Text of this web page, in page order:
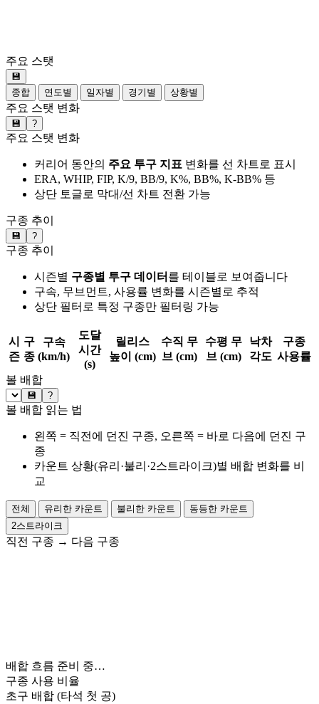
주요 스탯
💾
종합
연도별 일자별 경기별 상황별
주요 스탯 변화
💾 ?
주요 스탯 변화
커리어 동안의 주요 투구 지표 변화를 선 차트로 표시
ERA, WHIP, FIP, K/9, BB/9, K%, BB%, K-BB% 등
상단 토글로 막대/선 차트 전환 가능
구종 추이
💾 ?
구종 추이
시즌별 구종별 투구 데이터 를 테이블로 보여줍니다
구속, 무브먼트, 사용률 변화를 시즌별로 추적
상단 필터로 특정 구종만 필터링 가능
시
즌
구
종
구속
(km/h)
도달
시간
(s)
릴리스
높이 (cm)
수직 무
브 (cm)
수평 무
브 (cm)
낙차
각도
구종
사용률
볼 배합
💾 ?
볼 배합 읽는 법
왼쪽 = 직전에 던진 구종, 오른쪽 = 바로 다음에 던진 구
종
카운트 상황(유리·불리·2스트라이크)별 배합 변화를 비
교
전체 유리한 카운트 불리한 카운트
동등한 카운트
2스트라이크
직전 구종 → 다음 구종
배합 흐름 준비 중…
구종 사용 비율
초구 배합 (타석 첫 공)